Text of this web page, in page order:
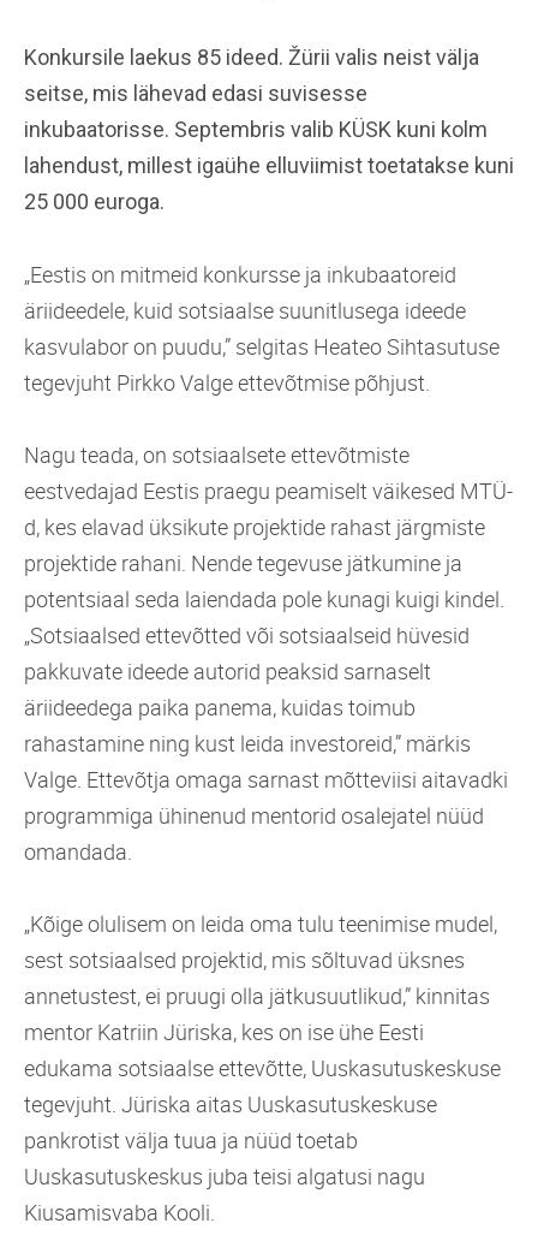
Konkursile laekus 85 ideed. Žürii valis neist välja
seitse, mis lähevad edasi suvisesse
inkubaatorisse. Septembris valib KÜSK kuni kolm
lahendust, millest igaühe elluviimist toetatakse kuni
25 000 euroga.
„Eestis on mitmeid konkursse ja inkubaatoreid
äriideedele, kuid sotsiaalse suunitlusega ideede
kasvulabor on puudu,” selgitas Heateo Sihtasutuse
tegevjuht Pirkko Valge ettevõtmise põhjust.
Nagu teada, on sotsiaalsete ettevõtmiste
eestvedajad Eestis praegu peamiselt väikesed MTÜ-
d, kes elavad üksikute projektide rahast järgmiste
projektide rahani. Nende tegevuse jätkumine ja
potentsiaal seda laiendada pole kunagi kuigi kindel.
„Sotsiaalsed ettevõtted või sotsiaalseid hüvesid
pakkuvate ideede autorid peaksid sarnaselt
äriideedega paika panema, kuidas toimub
rahastamine ning kust leida investoreid,” märkis
Valge. Ettevõtja omaga sarnast mõtteviisi aitavadki
programmiga ühinenud mentorid osalejatel nüüd
omandada.
„Kõige olulisem on leida oma tulu teenimise mudel,
sest sotsiaalsed projektid, mis sõltuvad üksnes
annetustest, ei pruugi olla jätkusuutlikud,” kinnitas
mentor Katriin Jüriska, kes on ise ühe Eesti
edukama sotsiaalse ettevõtte, Uuskasutuskeskuse
tegevjuht. Jüriska aitas Uuskasutuskeskuse
pankrotist välja tuua ja nüüd toetab
Uuskasutuskeskus juba teisi algatusi nagu
Kiusamisvaba Kooli.